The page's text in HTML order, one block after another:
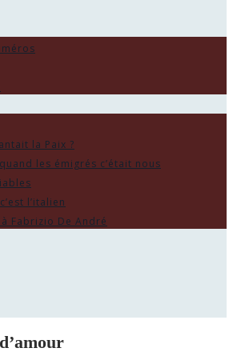
la Paix ?
quand les émigrés c’était nous
l’italien
Fabrizio De André